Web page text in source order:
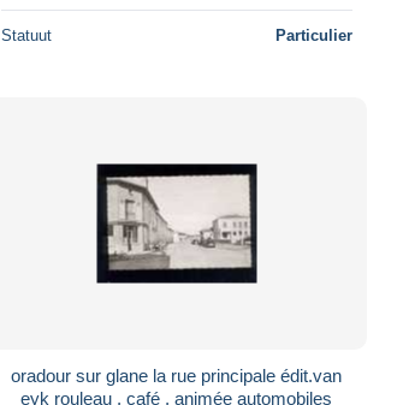
Statuut Particulier
oradour sur glane la rue principale édit.van
eyk rouleau , café , animée automobiles